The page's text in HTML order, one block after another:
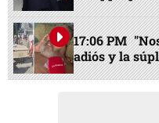
17:06 PM
adiós y la